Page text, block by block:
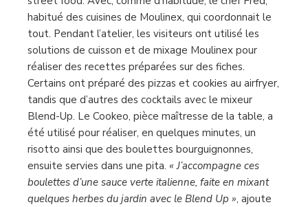
habitué des cuisines de Moulinex, qui coordonnait le
tout. Pendant l’atelier, les visiteurs ont utilisé les
solutions de cuisson et de mixage Moulinex pour
réaliser des recettes préparées sur des fiches.
Certains ont préparé des pizzas et cookies au airfryer,
tandis que d’autres des cocktails avec le mixeur
Blend-Up. Le Cookeo, pièce maîtresse de la table, a
été utilisé pour réaliser, en quelques minutes, un
risotto ainsi que des boulettes bourguignonnes,
ensuite servies dans une pita. « J’accompagne ces
boulettes d’une sauce verte italienne, faite en mixant
quelques herbes du jardin avec le Blend Up », ajoute